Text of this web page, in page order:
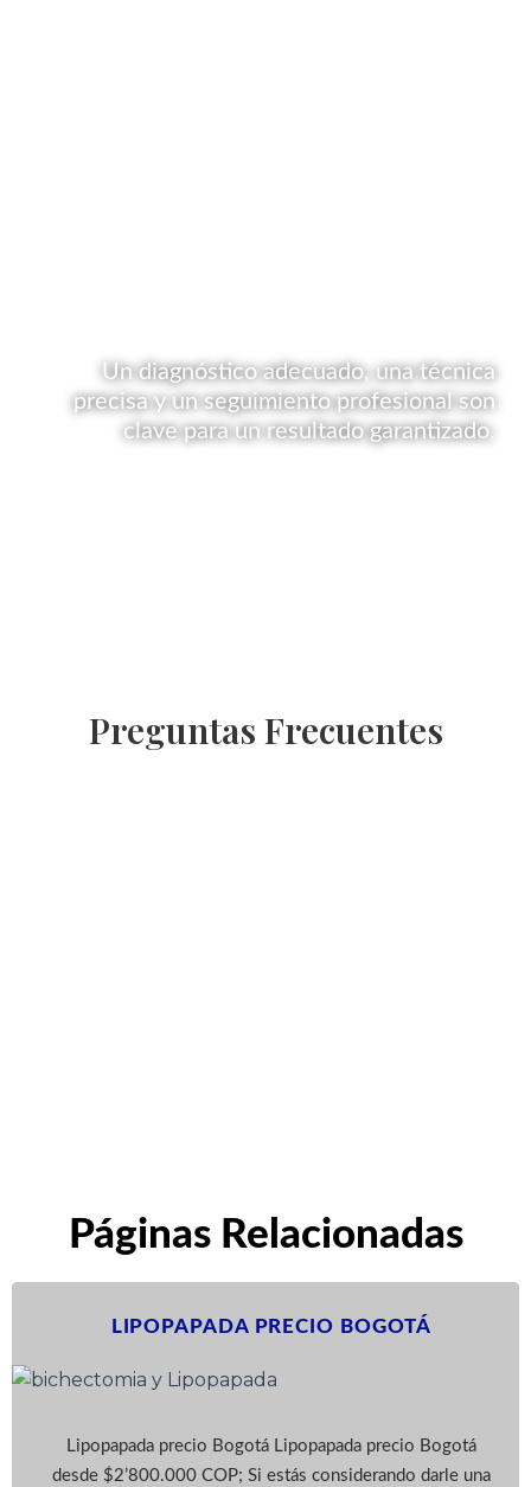
Un diagnóstico adecuado, una técnica
precisa y un seguimiento profesional son
clave para un resultado garantizado.
Preguntas Frecuentes
Páginas Relacionadas
LIPOPAPADA PRECIO BOGOTÁ
Lipopapada precio Bogotá Lipopapada precio Bogotá
desde $2’800.000 COP; Si estás considerando darle una